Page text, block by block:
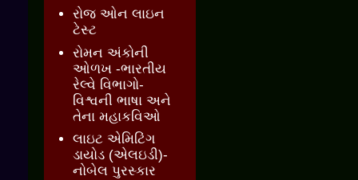
રોજ ઓન લાઇન
ટેસ્ટ
રોમન અંકોની
ઓળખ -ભારતીય
રેલ્વે વિભાગો-
વિશ્વની ભાષા અને
તેના મહાકવિઓ
લાઇટ એમિટિંગ
ડાયોડ (એલઇડી)-
નોબેલ પુરસ્કાર